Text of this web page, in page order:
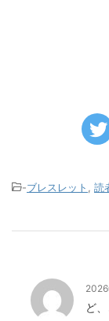
-ブレスレット , 読
ど